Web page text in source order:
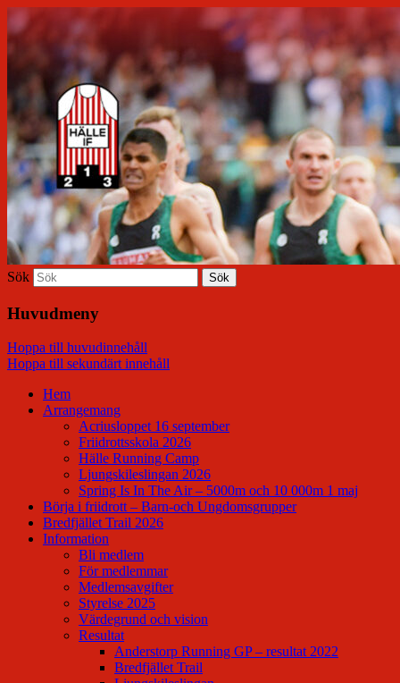
Hälle IF
Sök
Huvudmeny
Hoppa till huvudinnehåll
Hoppa till sekundärt innehåll
Hem
Arrangemang
Acriusloppet 16 september
Friidrottsskola 2026
Hälle Running Camp
Ljungskileslingan 2026
Spring Is In The Air – 5000m och 10 000m 1 maj
Börja i friidrott – Barn-och Ungdomsgrupper
Bredfjället Trail 2026
Information
Bli medlem
För medlemmar
Medlemsavgifter
Styrelse 2025
Värdegrund och vision
Resultat
Anderstorp Running GP – resultat 2022
Bredfjället Trail